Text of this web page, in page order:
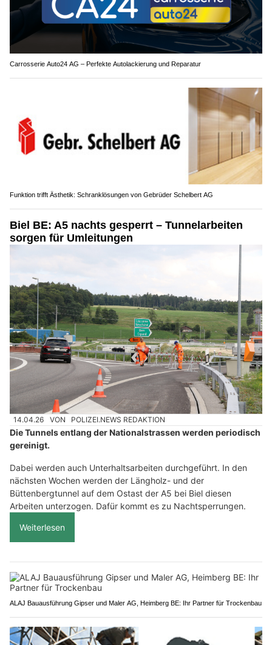
Carrosserie Auto24 AG – Perfekte Autolackierung und Reparatur
Funktion trifft Ästhetik: Schranklösungen von Gebrüder Schelbert AG
Biel BE: A5 nachts gesperrt – Tunnelarbeiten
sorgen für Umleitungen
14.04.26 VON POLIZEI.NEWS REDAKTION
Die Tunnels entlang der Nationalstrassen werden periodisch
gereinigt.
Dabei werden auch Unterhaltsarbeiten durchgeführt. In den
nächsten Wochen werden der Längholz- und der
Büttenbergtunnel auf dem Ostast der A5 bei Biel diesen
Arbeiten unterzogen. Dafür kommt es zu Nachtsperrungen.
Weiterlesen
ALAJ Bauausführung Gipser und Maler AG, Heimberg BE: Ihr Partner für Trockenbau